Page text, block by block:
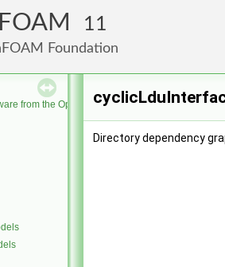
11
Foundation
from the OpenFOAM Foundation
Directory dependency